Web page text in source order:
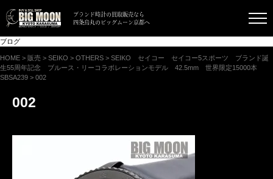
ブランド時計の買取販売なら
四条烏丸のビッグムーン京都へ
ブログ
HOME > 販売 > SEIKO > OTHERS > SEIKO セイコー セイコー5スポーツ ブランド誕
生55周年記念 ブルース・リーコラボレーションモデル 42.5mm 世界限定15000本
SBSA239 > 002
002